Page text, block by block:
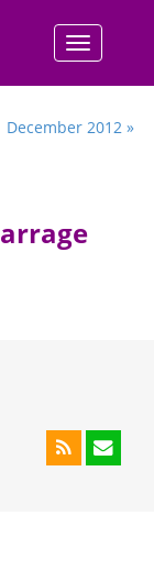
Menu
December 2012 »